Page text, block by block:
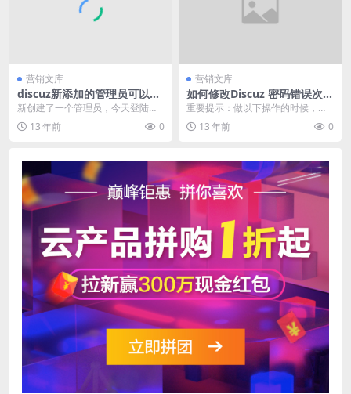
营销文库
discuz新添加的管理员可以登
录前台却无法登陆后台解决办
法
新创建了一个管理员，今天登陆发
现只有前台可以登陆，无法登陆进
入后台！ 仔细研究才...
13 年前 0
营销文库
如何修改Discuz 密码错误次数
过多，请 15 分钟后重新登录
重要提示：做以下操作的时候，请
务必先备份需要修改的文件！ dis
c... 13 年前 0